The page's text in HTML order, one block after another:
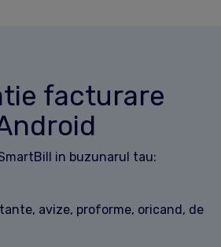
facturare
in buzunarul tau:
avize, proforme, oricand, de